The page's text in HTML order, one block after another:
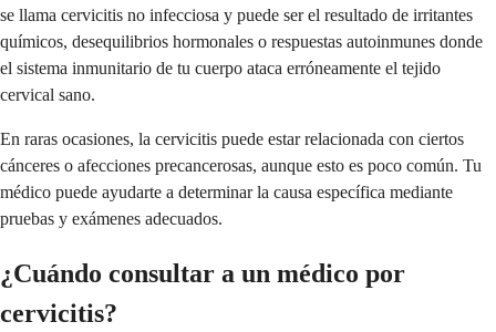
se llama cervicitis no infecciosa y puede ser el resultado de irritantes
químicos, desequilibrios hormonales o respuestas autoinmunes donde
el sistema inmunitario de tu cuerpo ataca erróneamente el tejido
cervical sano.
En raras ocasiones, la cervicitis puede estar relacionada con ciertos
cánceres o afecciones precancerosas, aunque esto es poco común. Tu
médico puede ayudarte a determinar la causa específica mediante
pruebas y exámenes adecuados.
¿Cuándo consultar a un médico por
cervicitis?